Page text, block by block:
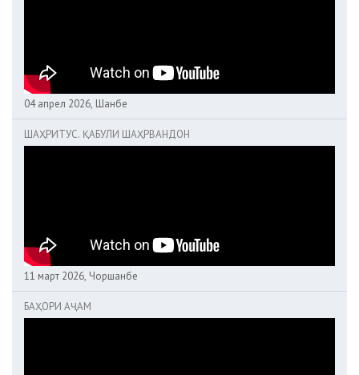
04 апрел 2026, Шанбе
ШАҲРИТУС. ҚАБУЛИ ШАҲРВАНДОН
11 март 2026, Чоршанбе
БАҲОРИ АҶАМ